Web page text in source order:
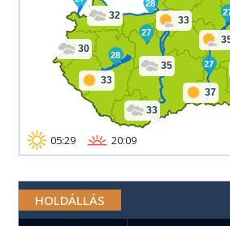
32
30
33
35
33
37
33
28
27
28
27
05:29 20:09
HOLDÁLLÁS